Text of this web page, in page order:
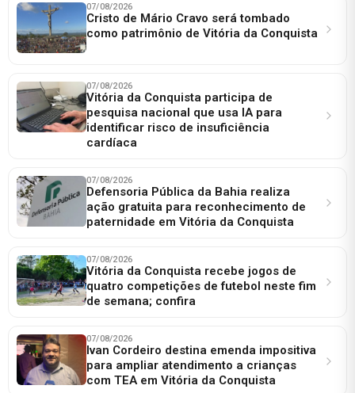
07/08/2026
Cristo de Mário Cravo será tombado
como patrimônio de Vitória da Conquista
07/08/2026
Vitória da Conquista participa de
pesquisa nacional que usa IA para
identificar risco de insuficiência
cardíaca
07/08/2026
Defensoria Pública da Bahia realiza
ação gratuita para reconhecimento de
paternidade em Vitória da Conquista
07/08/2026
Vitória da Conquista recebe jogos de
quatro competições de futebol neste fim
de semana; confira
07/08/2026
Ivan Cordeiro destina emenda impositiva
para ampliar atendimento a crianças
com TEA em Vitória da Conquista